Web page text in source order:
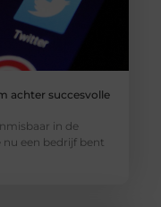
achter succesvolle
in de
een bedrijf bent